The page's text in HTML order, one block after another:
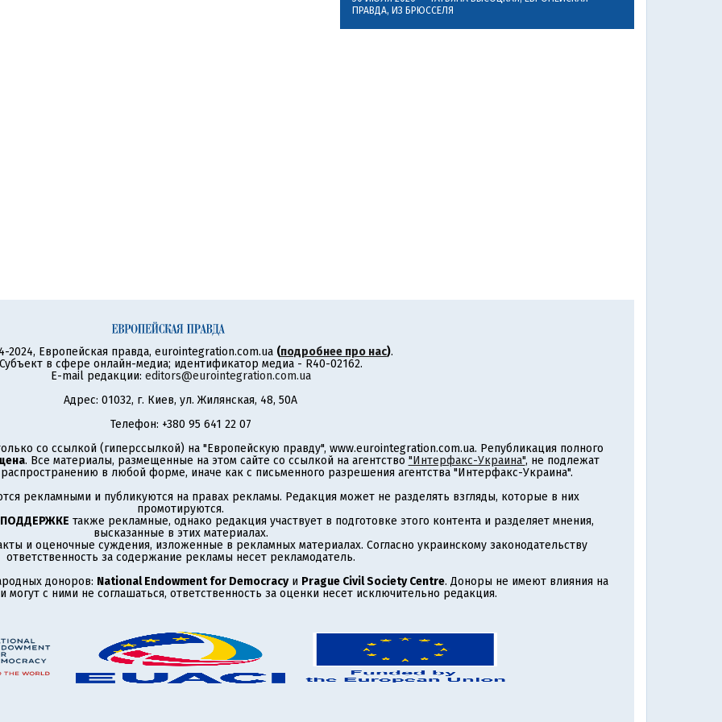
ПРАВДА, ИЗ БРЮССЕЛЯ
2024, Европейская правда, eurointegration.com.ua (подробнее про нас).
Субъект в сфере онлайн-медиа; идентификатор медиа - R40-02162.
E-mail редакции: editors@eurointegration.com.ua
Адрес: 01032, г. Киев, ул. Жилянская, 48, 50А
Телефон: +380 95 641 22 07
со ссылкой (гиперссылкой) на "Европейскую правду", www.eurointegration.com.ua. Републикация полного
. Все материалы, размещенные на этом сайте со ссылкой на агентство "Интерфакс-Украина", не подлежат
в любой форме, иначе как с письменного разрешения агентства "Интерфакс-Украина".
рекламными и публикуются на правах рекламы. Редакция может не разделять взгляды, которые в них
промотируются.
также рекламные, однако редакция участвует в подготовке этого контента и разделяет мнения,
высказанные в этих материалах.
и оценочные суждения, изложенные в рекламных материалах. Согласно украинскому законодательству
ответственность за содержание рекламы несет рекламодатель.
доноров: National Endowment for Democracyи Prague Civil Society Centre. Доноры не имеют влияния на
с ними не соглашаться, ответственность за оценки несет исключительно редакция.